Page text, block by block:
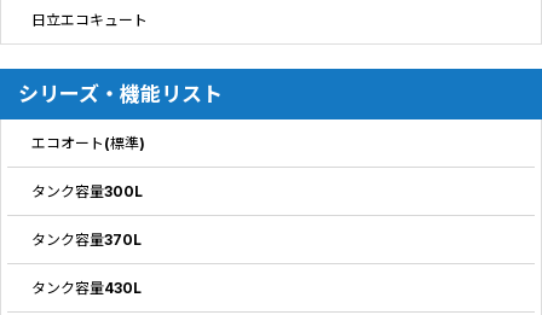
日立エコキュート
シリーズ・機能リスト
エコオート(標準)
タンク容量300L
タンク容量370L
タンク容量430L